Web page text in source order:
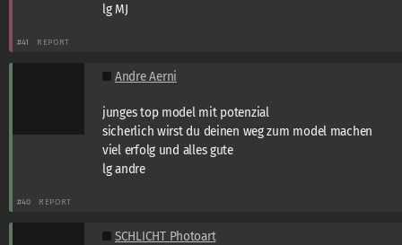
lg MJ
#41 REPORT
Andre Aerni
junges top model mit potenzial
sicherlich wirst du deinen weg zum model machen
viel erfolg und alles gute
lg andre
#40 REPORT
SCHLICHT Photoart